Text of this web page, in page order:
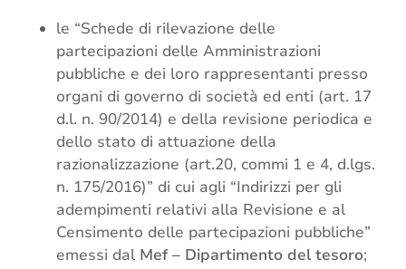
le “Schede di rilevazione delle
partecipazioni delle Amministrazioni
pubbliche e dei loro rappresentanti presso
organi di governo di società ed enti (art. 17
d.l. n. 90/2014) e della revisione periodica e
dello stato di attuazione della
razionalizzazione (art.20, commi 1 e 4, d.lgs.
n. 175/2016)” di cui agli “Indirizzi per gli
adempimenti relativi alla Revisione e al
Censimento delle partecipazioni pubbliche”
emessi dal Mef – Dipartimento del tesoro;